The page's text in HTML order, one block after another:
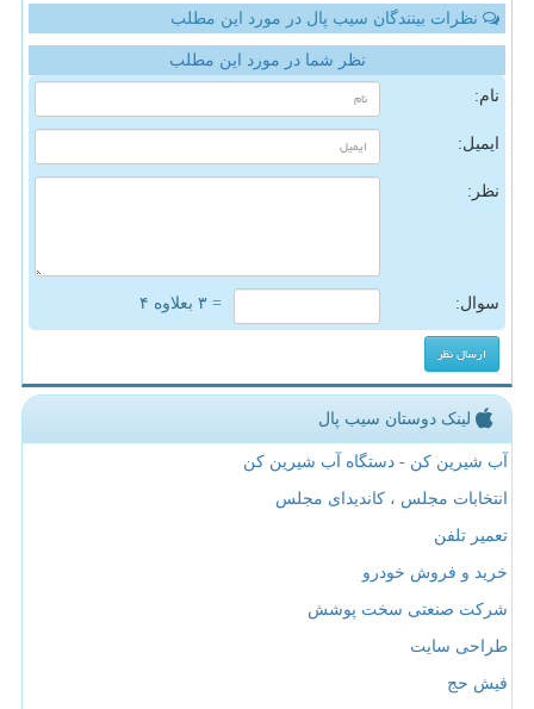
نظرات بینندگان سیب پال در مورد این مطلب
نظر شما در مورد این مطلب
نام:
ایمیل:
نظر:
سوال: = ۳ بعلاوه ۴
لینک دوستان سیب پال
آب شیرین کن - دستگاه آب شیرین کن
انتخابات مجلس ، کاندیدای مجلس
تعمیر تلفن
خرید و فروش خودرو
شرکت صنعتی سخت پوشش
طراحی سایت
فیش حج